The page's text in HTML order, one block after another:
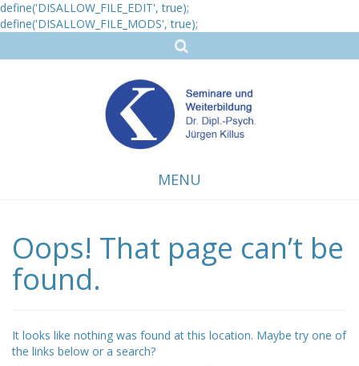
define('DISALLOW_FILE_EDIT', true);
define('DISALLOW_FILE_MODS', true);
MENU
to
content
Oops! That page can’t be
found.
It looks like nothing was found at this location. Maybe try one of
the links below or a search?